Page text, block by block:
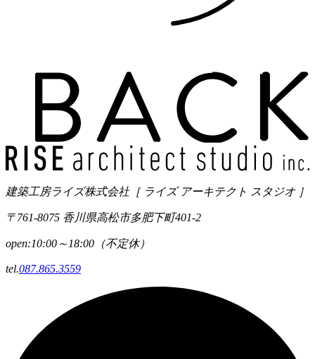
建築工房ライズ株式会社［ ライズ アーキテクト スタジオ ］
〒761-8075 香川県高松市多肥下町401-2
open:10:00～18:00（不定休）
tel.087.865.3559